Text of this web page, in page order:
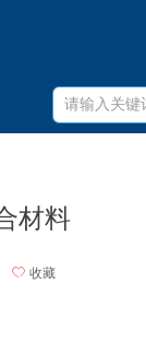
材料
ꄀ 收藏